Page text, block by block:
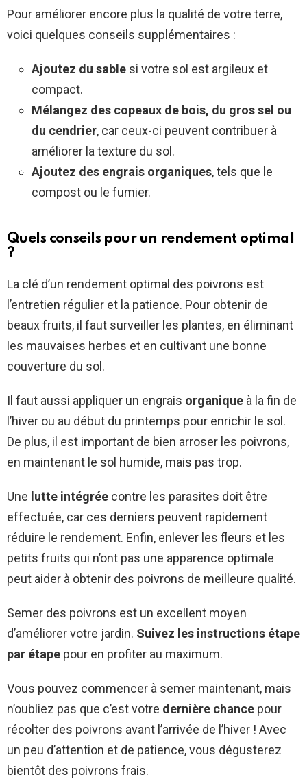
Pour améliorer encore plus la qualité de votre terre,
voici quelques conseils supplémentaires :
Ajoutez du sable si votre sol est argileux et
compact.
Mélangez des copeaux de bois, du gros sel ou
du cendrier, car ceux-ci peuvent contribuer à
améliorer la texture du sol.
Ajoutez des engrais organiques, tels que le
compost ou le fumier.
Quels conseils pour un rendement optimal
?
La clé d’un rendement optimal des poivrons est
l’entretien régulier et la patience. Pour obtenir de
beaux fruits, il faut surveiller les plantes, en éliminant
les mauvaises herbes et en cultivant une bonne
couverture du sol.
Il faut aussi appliquer un engrais organique à la fin de
l’hiver ou au début du printemps pour enrichir le sol.
De plus, il est important de bien arroser les poivrons,
en maintenant le sol humide, mais pas trop.
Une lutte intégrée contre les parasites doit être
effectuée, car ces derniers peuvent rapidement
réduire le rendement. Enfin, enlever les fleurs et les
petits fruits qui n’ont pas une apparence optimale
peut aider à obtenir des poivrons de meilleure qualité.
Semer des poivrons est un excellent moyen
d’améliorer votre jardin. Suivez les instructions étape
par étape pour en profiter au maximum.
Vous pouvez commencer à semer maintenant, mais
n’oubliez pas que c’est votre dernière chance pour
récolter des poivrons avant l’arrivée de l’hiver ! Avec
un peu d’attention et de patience, vous dégusterez
bientôt des poivrons frais.